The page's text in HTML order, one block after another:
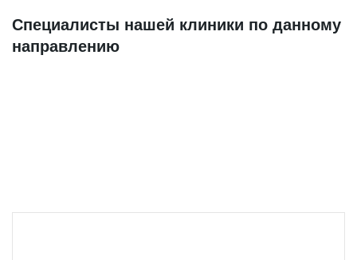
Специалисты нашей клиники по данному
направлению